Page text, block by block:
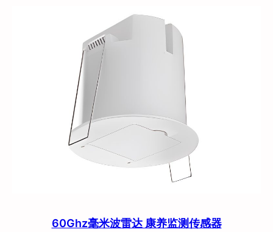
60Ghz毫米波雷达 康养监测传感器